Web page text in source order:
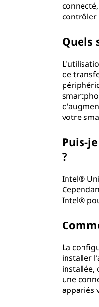
contrôler
Quels
de
votre
Puis-
?
Intel®
Intel®
La
installer
installée,
une
appariés